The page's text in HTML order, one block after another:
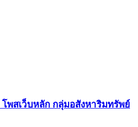
พสเว็บหลัก กลุ่มอสังหาริมทรัพย์